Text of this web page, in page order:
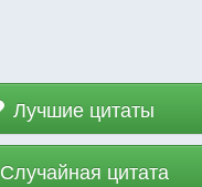
Лучшие цитаты
Случайная цитата